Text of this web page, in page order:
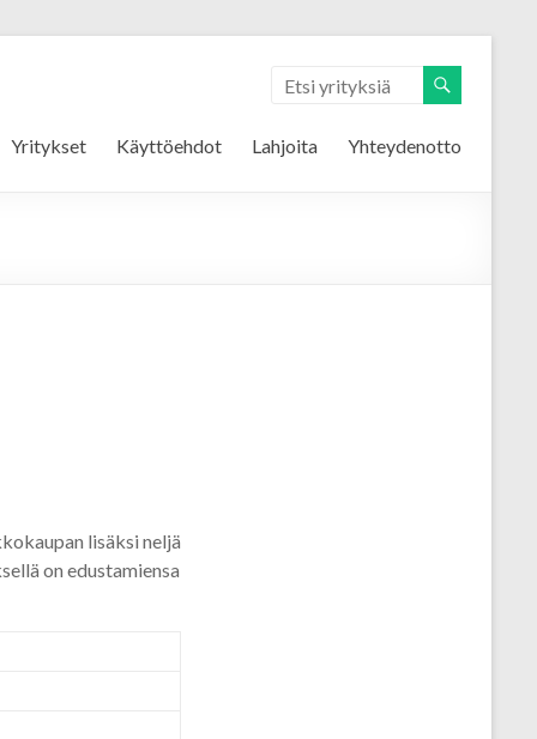
Yritykset Käyttöehdot Lahjoita Yhteydenotto
lisäksi neljä
on edustamiensa